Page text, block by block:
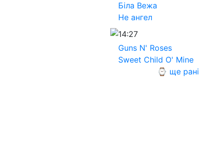
Біла Вежа
Не ангел
14:27
Guns N' Roses
Sweet Child O' Mine
⌚ ще